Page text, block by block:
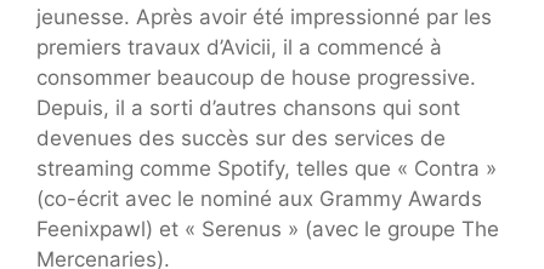
jeunesse. Après avoir été impressionné par les
premiers travaux d’Avicii, il a commencé à
consommer beaucoup de house progressive.
Depuis, il a sorti d’autres chansons qui sont
devenues des succès sur des services de
streaming comme Spotify, telles que « Contra »
(co-écrit avec le nominé aux Grammy Awards
Feenixpawl) et « Serenus » (avec le groupe The
Mercenaries).